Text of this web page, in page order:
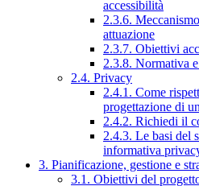
accessibilità
2.3.6.
attuazione
2.3.7. Obiettivi
2.3.8. Normativa
2.4. Privacy
2.4.1. Come
progettazione di
2.4.2. Richiedi il
2.4.3. Le basi del
informativa
3. Pianificazione, gestione e
3.1. Obiettivi del